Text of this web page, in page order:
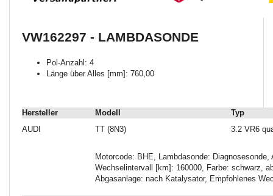
VW162297 - LAMBDASONDE
Pol-Anzahl: 4
Länge über Alles [mm]: 760,00
Hersteller Modell
Typ
AUDI
TT (8N3) 3.2 VR6
Motorcode: BHE, Lambdasonde:
Wechselintervall [km]: 160000, Farbe: schwarz,
Abgasanlage: nach Katalysator, Empfohlenes